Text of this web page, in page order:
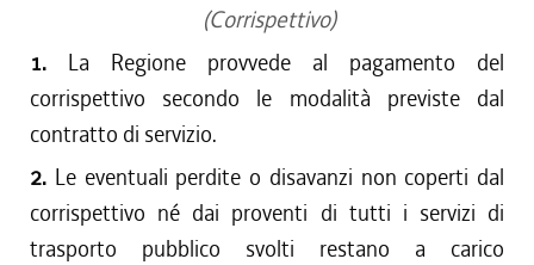
(Corrispettivo)
1. La Regione provvede al pagamento del
corrispettivo secondo le modalità previste dal
contratto di servizio.
2. Le eventuali perdite o disavanzi non coperti dal
corrispettivo né dai proventi di tutti i servizi di
trasporto pubblico svolti restano a carico